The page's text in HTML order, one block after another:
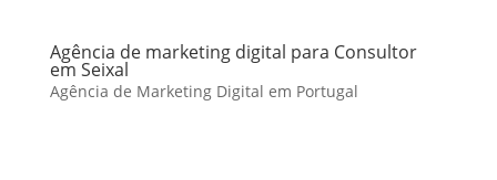
Agência de marketing digital para Consultor
em Seixal
Agência de Marketing Digital em Portugal